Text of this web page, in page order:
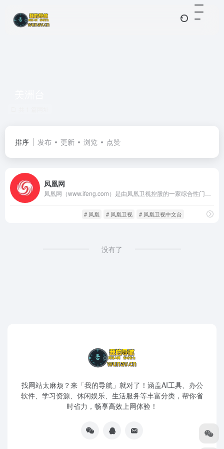
排序 发布 更新 浏览 点赞
凤凰网
# 凤凰 # 凤凰卫视 # 凤凰卫视中文台
没有了
找网站太麻烦？来「我的导航」就对了！涵盖AI工具、办公
软件、学习资源、休闲娱乐、生活服务等丰富分类，帮你省
时省力，畅享高效上网体验！